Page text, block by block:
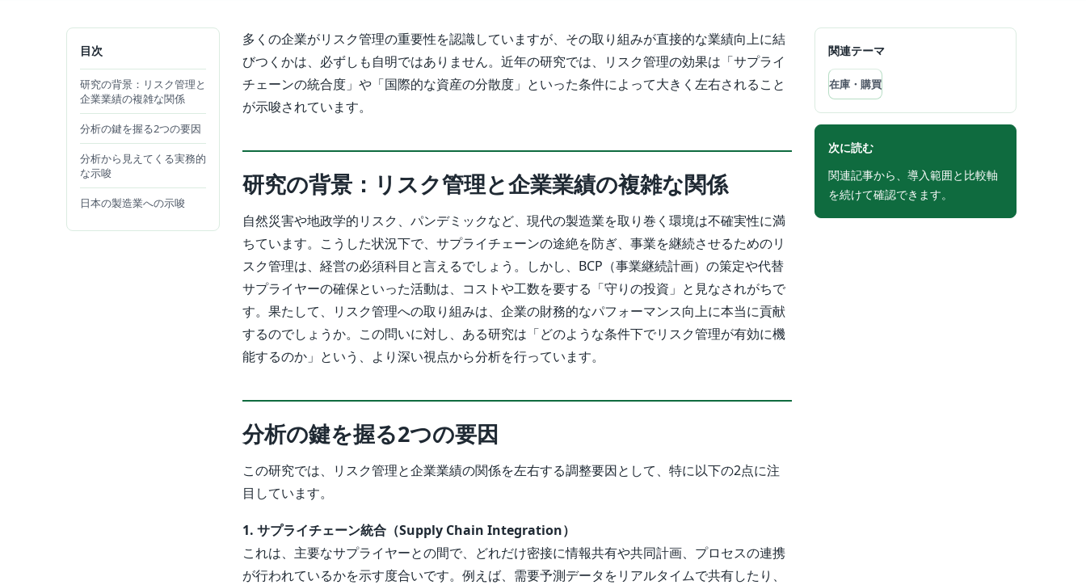
目次
研究の背景：リスク管理と
企業業績の複雑な関係
分析の鍵を握る2つの要因
分析から見えてくる実務的
な示唆
日本の製造業への示唆
多くの企業がリスク管理の重要性を認識していますが、その取り組みが直接的な業績向上に結
びつくかは、必ずしも自明ではありません。近年の研究では、リスク管理の効果は「サプライ
チェーンの統合度」や「国際的な資産の分散度」といった条件によって大きく左右されること
が示唆されています。
研究の背景：リスク管理と企業業績の複雑な関係
自然災害や地政学的リスク、パンデミックなど、現代の製造業を取り巻く環境は不確実性に満
ちています。こうした状況下で、サプライチェーンの途絶を防ぎ、事業を継続させるためのリ
スク管理は、経営の必須科目と言えるでしょう。しかし、BCP（事業継続計画）の策定や代替
サプライヤーの確保といった活動は、コストや工数を要する「守りの投資」と見なされがちで
す。果たして、リスク管理への取り組みは、企業の財務的なパフォーマンス向上に本当に貢献
するのでしょうか。この問いに対し、ある研究は「どのような条件下でリスク管理が有効に機
能するのか」という、より深い視点から分析を行っています。
分析の鍵を握る2つの要因
この研究では、リスク管理と企業業績の関係を左右する調整要因として、特に以下の2点に注
目しています。
1. サプライチェーン統合（Supply Chain Integration）
これは、主要なサプライヤーとの間で、どれだけ密接に情報共有や共同計画、プロセスの連携
が行われているかを示す度合いです。例えば、需要予測データをリアルタイムで共有したり、
関連テーマ
在庫・購買
次に読む
関連記事から、導入範囲と比較軸
を続けて確認できます。